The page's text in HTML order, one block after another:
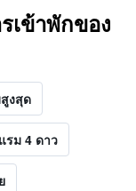
เข้าพักของ
งสุด
รม 4 ดาว